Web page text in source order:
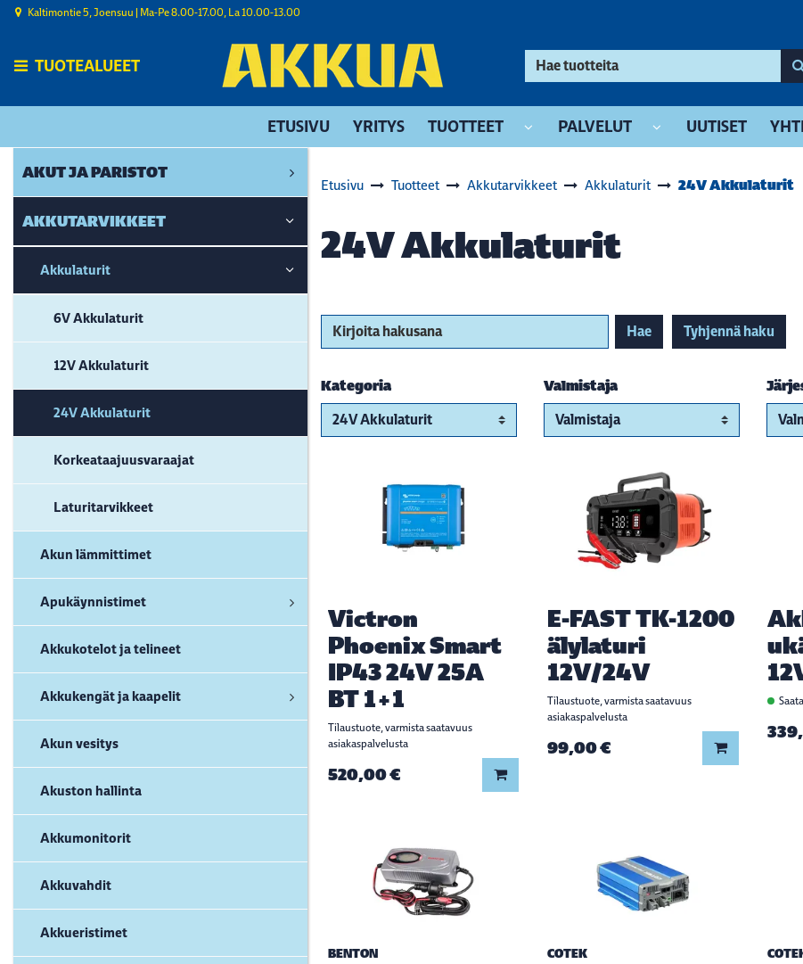
Siirry pääsisältöön
Kaltimontie 5, Joensuu | ​Ma-Pe 8.00-17.00, La 10.00-13.00
TUOTEALUEET
ETUSIVU YRITYS TUOTTEET PALVELUT UUTISET
AKUT JA PARISTOT
AKKUTARVIKKEET
Akkulaturit
6V Akkulaturit
12V Akkulaturit
24V Akkulaturit
Korkeataajuusvaraajat
Laturitarvikkeet
Akun lämmittimet
Apukäynnistimet
Akkukotelot ja telineet
Akkukengät ja kaapelit
Akun vesitys
Akuston hallinta
Akkumonitorit
Akkuvahdit
Akkueristimet
Etusivu Tuotteet Akkutarvikkeet Akkulaturit 24V Akkulaturit
24V Akkulaturit
Kirjoita hakusana Hae Tyhjennä haku
Kategoria Valmistaja
Victron
Phoenix Smart
IP43 24V 25A
BT 1+1
Tilaustuote, varmista saatavuus
asiakaspalvelusta
520,00 € Lisää koriin
E-FAST TK-1200
älylaturi
12V/24V
Tilaustuote, varmista saatavuus
asiakaspalvelusta
99,00 € Lisää koriin
BENTON COTEK